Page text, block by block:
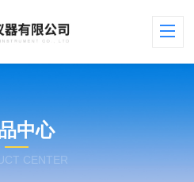
中心
CENTER